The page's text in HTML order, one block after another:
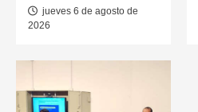
jueves 6 de agosto de
2026